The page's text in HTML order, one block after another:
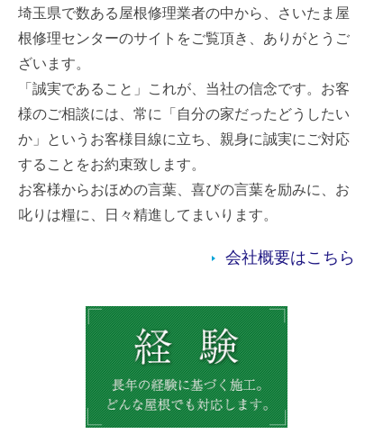
埼玉県で数ある屋根修理業者の中から、さいたま屋
根修理センターのサイトをご覧頂き、ありがとうご
ざいます。
「誠実であること」これが、当社の信念です。お客
様のご相談には、常に「自分の家だったどうしたい
か」というお客様目線に立ち、親身に誠実にご対応
することをお約束致します。
お客様からおほめの言葉、喜びの言葉を励みに、お
叱りは糧に、日々精進してまいります。
会社概要はこちら